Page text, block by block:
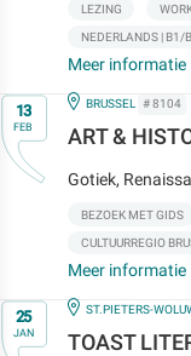
LEZING
NEDERLANDS | B1/
Meer informatie
Op13
FEB
IN
BRUSSEL # 8104
ART &
Gotiek,
BEZOEK MET GIDS
CULTUURREGIO
Meer informatie
Op25
JAN
IN
ST.PIETERS-
TOAST